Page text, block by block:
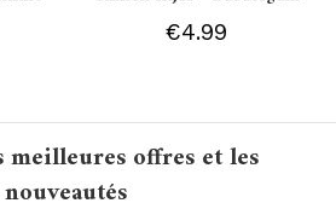
€4.99
meilleures offres et les
nouveautés